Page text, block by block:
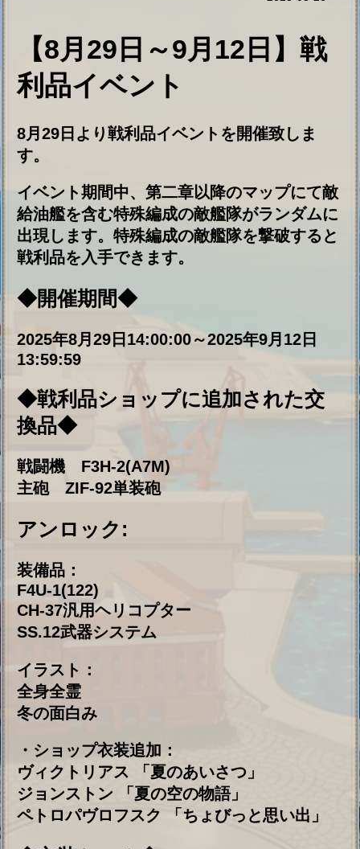
給油艦を含む特殊編成の敵艦隊がランダムに
出現します。特殊編成の敵艦隊を撃破すると
戦利品を入手できます。
2025年8月29日14:00:00～2025年9月12日
13:59:59
換品◆
戦闘機 F3H-2(A7M)
主砲 ZIF-92単装砲
アンロック:
装備品：
CH-37汎用ヘリコプター
SS.12武器システム
全身全霊
冬の面白み
・ショップ衣装追加：
ジョンストン 「夏の空の物語」
ペトロパヴロフスク 「ちょびっと思い出」
2025年8月29日14:00～2025年9月12日13:59
ださい
◆イベント説明◆
１．一日最大50個の戦利品しか入手できませ
ん。
きます。
３．戦利品ショップないの賞品の交換回数に
限りがあります。
４．戦利品ショップ常に開放されます。
賞品はいつでも交換可能です。
ただ、一部期間限定の賞品もございます
のでご注意ください。
５．戦利品の有効期間はありません。イベン
ト期間外でも消えることはありません。